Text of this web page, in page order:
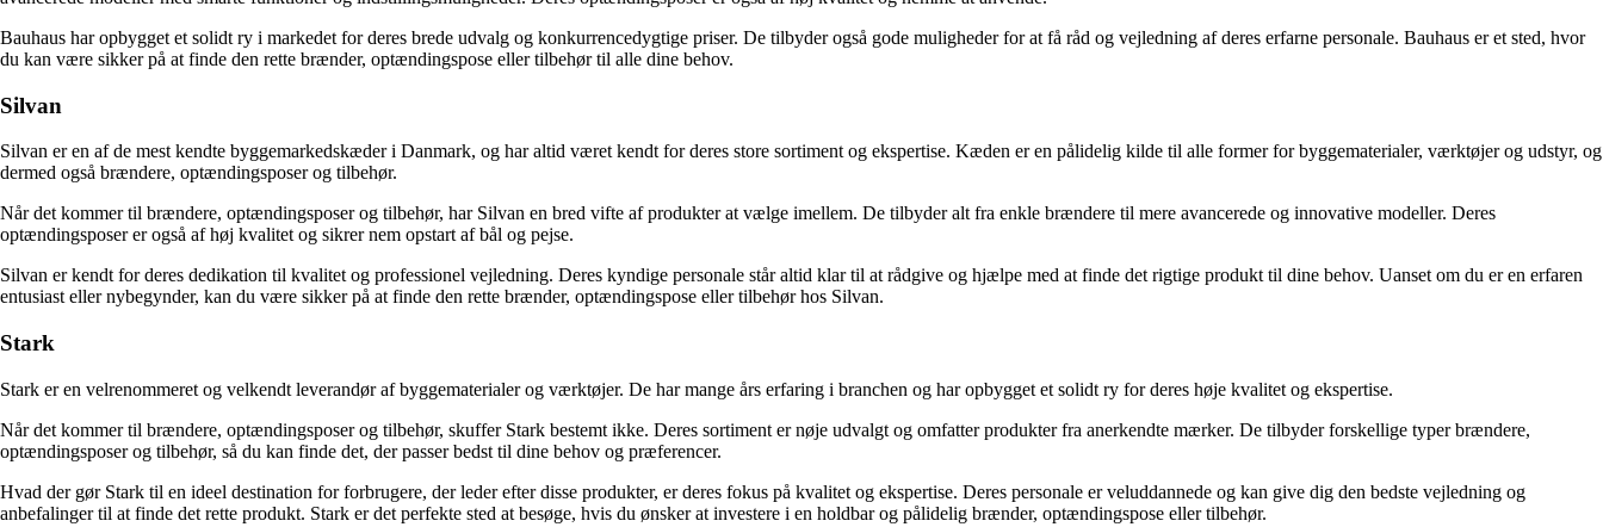
Bauhaus har opbygget et solidt ry i markedet for deres brede udvalg og konkurrencedygtige priser. De tilbyder også gode muligheder for at få råd og vejledning af deres erfarne personale. Bauhaus er et sted, hvor
du kan være sikker på at finde den rette brænder, optændingspose eller tilbehør til alle dine behov.
Silvan
Silvan er en af de mest kendte byggemarkedskæder i Danmark, og har altid været kendt for deres store sortiment og ekspertise. Kæden er en pålidelig kilde til alle former for byggematerialer, værktøjer og udstyr, og
dermed også brændere, optændingsposer og tilbehør.
Når det kommer til brændere, optændingsposer og tilbehør, har Silvan en bred vifte af produkter at vælge imellem. De tilbyder alt fra enkle brændere til mere avancerede og innovative modeller. Deres
optændingsposer er også af høj kvalitet og sikrer nem opstart af bål og pejse.
Silvan er kendt for deres dedikation til kvalitet og professionel vejledning. Deres kyndige personale står altid klar til at rådgive og hjælpe med at finde det rigtige produkt til dine behov. Uanset om du er en erfaren
entusiast eller nybegynder, kan du være sikker på at finde den rette brænder, optændingspose eller tilbehør hos Silvan.
Stark
Stark er en velrenommeret og velkendt leverandør af byggematerialer og værktøjer. De har mange års erfaring i branchen og har opbygget et solidt ry for deres høje kvalitet og ekspertise.
Når det kommer til brændere, optændingsposer og tilbehør, skuffer Stark bestemt ikke. Deres sortiment er nøje udvalgt og omfatter produkter fra anerkendte mærker. De tilbyder forskellige typer brændere,
optændingsposer og tilbehør, så du kan finde det, der passer bedst til dine behov og præferencer.
Hvad der gør Stark til en ideel destination for forbrugere, der leder efter disse produkter, er deres fokus på kvalitet og ekspertise. Deres personale er veluddannede og kan give dig den bedste vejledning og
anbefalinger til at finde det rette produkt. Stark er det perfekte sted at besøge, hvis du ønsker at investere i en holdbar og pålidelig brænder, optændingspose eller tilbehør.